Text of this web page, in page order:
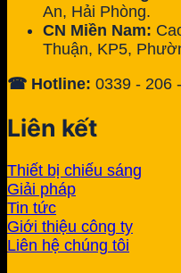
An, Hải Phòng.
CN Miền Nam:
Thuận, KP5,
☎ Hotline: 0339 - 206
Liên kết
Thiết bị chiếu sáng
Giải pháp
Tin tức
Giới thiệu công ty
Liên hệ chúng tôi